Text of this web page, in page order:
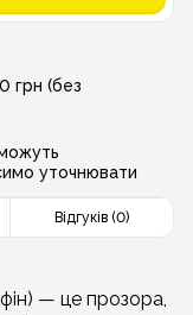
грн (без
уточнювати
Відгуків (0)
— це прозора,